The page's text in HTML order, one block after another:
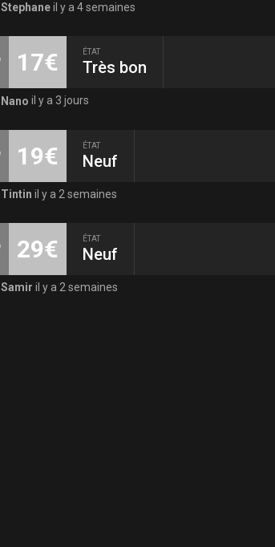
Stephaneil y a 4 semaines
17€ ÉTAT
Très bon
Nano il y a 3 jours
19€ ÉTAT
Neuf
Tintin il y a 2 semaines
29€ ÉTAT
Neuf
Samir il y a 2 semaines